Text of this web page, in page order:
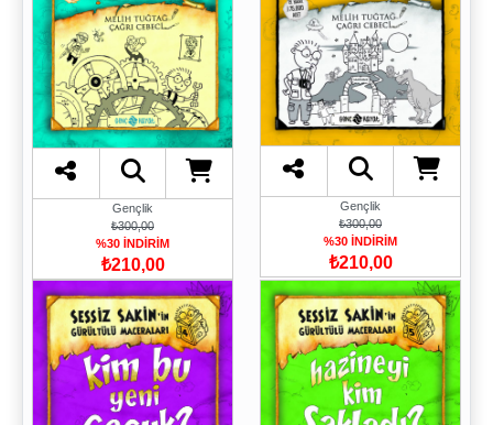
Gençlik
₺300,00
%30 İNDİRİM
₺210,00
Gençlik
₺300,00
%30 İNDİRİM
₺210,00